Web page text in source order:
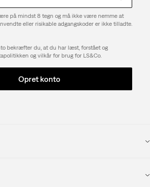
på mindst 8 tegn og må ikke være nemme at
eller risikable adgangskoder er ikke tilladte.
bekræfter du, at du har læst, forstået og
og vilkår for brug for LS&Co.
Opret konto